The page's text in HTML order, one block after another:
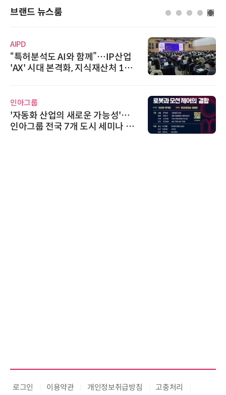
브랜드 뉴스룸
AIPD
“특허분석도 AI와 함께”…IP산업
'AX' 시대 본격화, 지식재산처 1호
인아그룹
'자동화 산업의 새로운 가능성'…
인아그룹 전국 7개 도시 세미나 페
로그인 이용약관 개인정보취급방침 고충처리